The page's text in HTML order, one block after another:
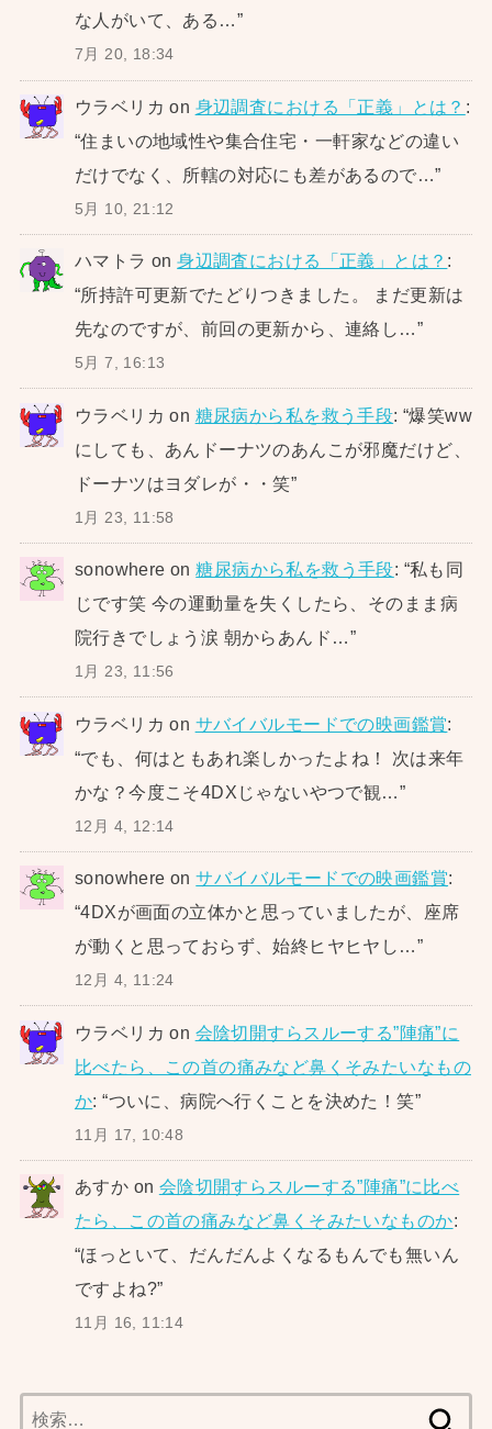
な人がいて、ある…”
7月 20, 18:34
ウラベリカ on 身辺調査における「正義」とは？ :
“住まいの地域性や集合住宅・一軒家などの違い
だけでなく、所轄の対応にも差があるので…”
5月 10, 21:12
ハマトラ on身辺調査における「正義」とは？ :
“所持許可更新でたどりつきました。 まだ更新は
先なのですが、前回の更新から、連絡し…”
5月 7, 16:13
ウラベリカ on 糖尿病から私を救う手段: “爆笑ww
にしても、あんドーナツのあんこが邪魔だけど、
ドーナツはヨダレが・・笑”
1月 23, 11:58
sonowhere on糖尿病から私を救う手段: “私も同
じです笑 今の運動量を失くしたら、そのまま病
院行きでしょう涙 朝からあんド…”
1月 23, 11:56
ウラベリカ on サバイバルモードでの映画鑑賞:
“でも、何はともあれ楽しかったよね！ 次は来年
かな？今度こそ4DXじゃないやつで観…”
12月 4, 12:14
sonowhere onサバイバルモードでの映画鑑賞:
“4DXが画面の立体かと思っていましたが、座席
が動くと思っておらず、始終ヒヤヒヤし…”
12月 4, 11:24
ウラベリカ on 会陰切開すらスルーする”陣痛”に
比べたら、この首の痛みなど鼻くそみたいなもの
か: “ついに、病院へ行くことを決めた！笑”
11月 17, 10:48
あすか on 会陰切開すらスルーする”陣痛”に比べ
たら、この首の痛みなど鼻くそみたいなものか:
“ほっといて、だんだんよくなるもんでも無いん
ですよね?”
11月 16, 11:14